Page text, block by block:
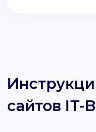
сайтов IT-